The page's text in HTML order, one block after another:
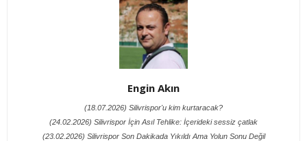
Engin Akın
(18.07.2026) Silivrispor'u kim kurtaracak?
(24.02.2026) Silivrispor İçin Asıl Tehlike: İçerideki sessiz çatlak
(23.02.2026) Silivrispor Son Dakikada Yıkıldı Ama Yolun Sonu Değil